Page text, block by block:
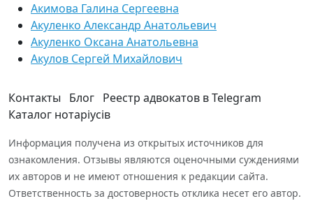
Акимова Галина Сергеевна
Акуленко Александр Анатольевич
Акуленко Оксана Анатольевна
Акулов Сергей Михайлович
Контакты Блог Реестр адвокатов в Telegram
Каталог нотаріусів
Информация получена из открытых источников для
ознакомления. Отзывы являются оценочными суждениями
их авторов и не имеют отношения к редакции сайта.
Ответственность за достоверность отклика несет его автор.